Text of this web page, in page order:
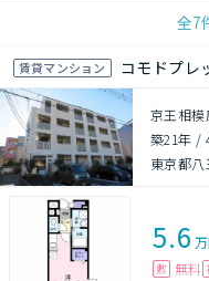
全7
賃貸マンション コモドプレ
京王相
築21年 /
東京都
5.6
敷 無料